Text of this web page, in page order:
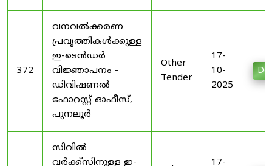
372
വനവൽക്കരണ
പ്രവൃത്തികൾക്കുള്ള
ഇ-ടെൻഡർ
വിജ്ഞാപനം -
ഡിവിഷണൽ
ഫോറസ്റ്റ് ഓഫീസ്,
പുനലൂർ
Other
Tender
17-
10-
2025
സിവിൽ
വർക്ക്സിനുള്ള ഇ-
17-